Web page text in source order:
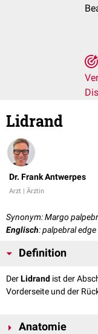
Lidrand
Dr. Frank Antwerpes
Arzt | Ärztin
Synonym: Margo
Englisch: palpebral edge
Definition
DerLidrand ist der
Vorderseite und der
Anatomie